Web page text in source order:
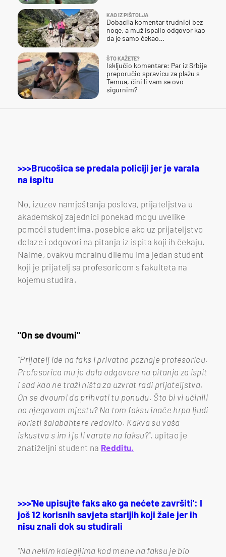
KAO IZ PIŠTOLJA
Dobacila komentar trudnici bez
noge, a muž ispalio odgovor kao
da je samo čekao…
ŠTO KAŽETE?
Isključio komentare: Par iz Srbije
preporučio spravicu za plažu s
Temua, čini li vam se ovo
sigurnim?
>>>Brucošica se predala policiji jer je varala
na ispitu
No, izuzev namještanja poslova, prijateljstva u
akademskoj zajednici ponekad mogu uvelike
pomoći studentima, posebice ako uz prijateljstvo
dolaze i odgovori na pitanja iz ispita koji ih čekaju.
Naime, ovakvu moralnu dilemu ima jedan student
koji je prijatelj sa profesoricom s fakulteta na
kojemu studira.
"On se dvoumi"
"Prijatelj ide na faks i privatno poznaje profesoricu.
Profesorica mu je dala odgovore na pitanja za ispit
i sad kao ne traži ništa za uzvrat radi prijateljstva.
On se dvoumi da prihvati tu ponudu. Što bi vi učinili
na njegovom mjestu? Na tom faksu inače hrpa ljudi
koristi šalabahtere redovito. Kakva su vaša
iskustva s im i je li varate na faksu?", upitao je
znatiželjni student na Redditu.
>>>'Ne upisujte faks ako ga nećete završiti': I
još 12 korisnih savjeta starijih koji žale jer ih
nisu znali dok su studirali
"Na nekim kolegijima kod mene na faksu je bio